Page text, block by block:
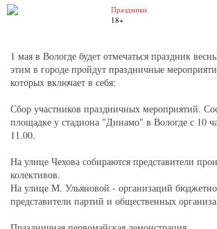
Праздники
18+
1 мая в Вологде будет отмечаться праздник
этим в городе пройдут праздничные
которых включает в себя:
Сбор участников праздничных мероприятий.
площадке у стадиона "Динамо" в Вологде с 10
11.00.
На улице Чехова собираются представители
колективов.
На улице М. Ульяновой - организаций
представители партий и общественных